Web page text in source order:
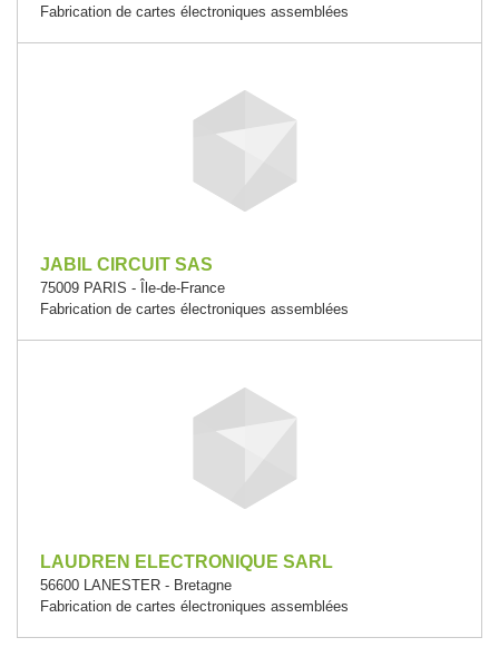
Fabrication de cartes électroniques assemblées
JABIL CIRCUIT SAS
75009 PARIS - Île-de-France
Fabrication de cartes électroniques assemblées
LAUDREN ELECTRONIQUE SARL
56600 LANESTER - Bretagne
Fabrication de cartes électroniques assemblées